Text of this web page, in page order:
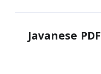
موارد کاربرد رایج Javanese PDF